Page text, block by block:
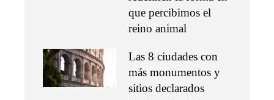
que percibimos el
reino animal
Las 8 ciudades con
más monumentos y
sitios declarados